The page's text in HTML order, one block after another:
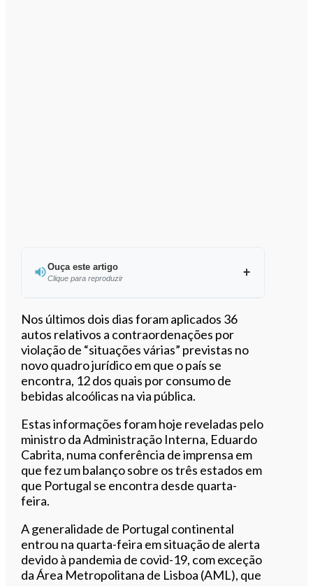
Ouça este artigo
Clique para reproduzir
Ouvir este artigo
Nos últimos dois dias foram aplicados 36
autos relativos a contraordenações por
violação de “situações várias” previstas no
novo quadro jurídico em que o país se
encontra, 12 dos quais por consumo de
bebidas alcoólicas na via pública.
Estas informações foram hoje reveladas pelo
ministro da Administração Interna, Eduardo
Cabrita, numa conferência de imprensa em
que fez um balanço sobre os três estados em
que Portugal se encontra desde quarta-
feira.
A generalidade de Portugal continental
entrou na quarta-feira em situação de alerta
devido à pandemia de covid-19, com exceção
da Área Metropolitana de Lisboa (AML), que